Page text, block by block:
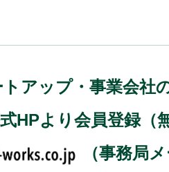
アップ・事業会社
HPより会員登録（
（事務局